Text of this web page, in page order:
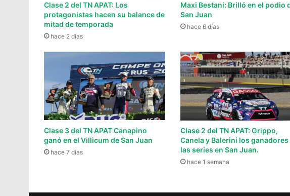
Clase 2 del TN APAT: Los
protagonistas hacen su balance de
mitad de temporada
hace 2 días
Maxi Bestani: Brilló en el podio
San Juan
hace 6 días
Clase 3 del TN APAT Canapino
ganó en el Villicum de San Juan
hace 7 días
Clase 2 del TN APAT: Grippo,
Canela y Balerini los ganadores
las series en San Juan.
hace 1 semana